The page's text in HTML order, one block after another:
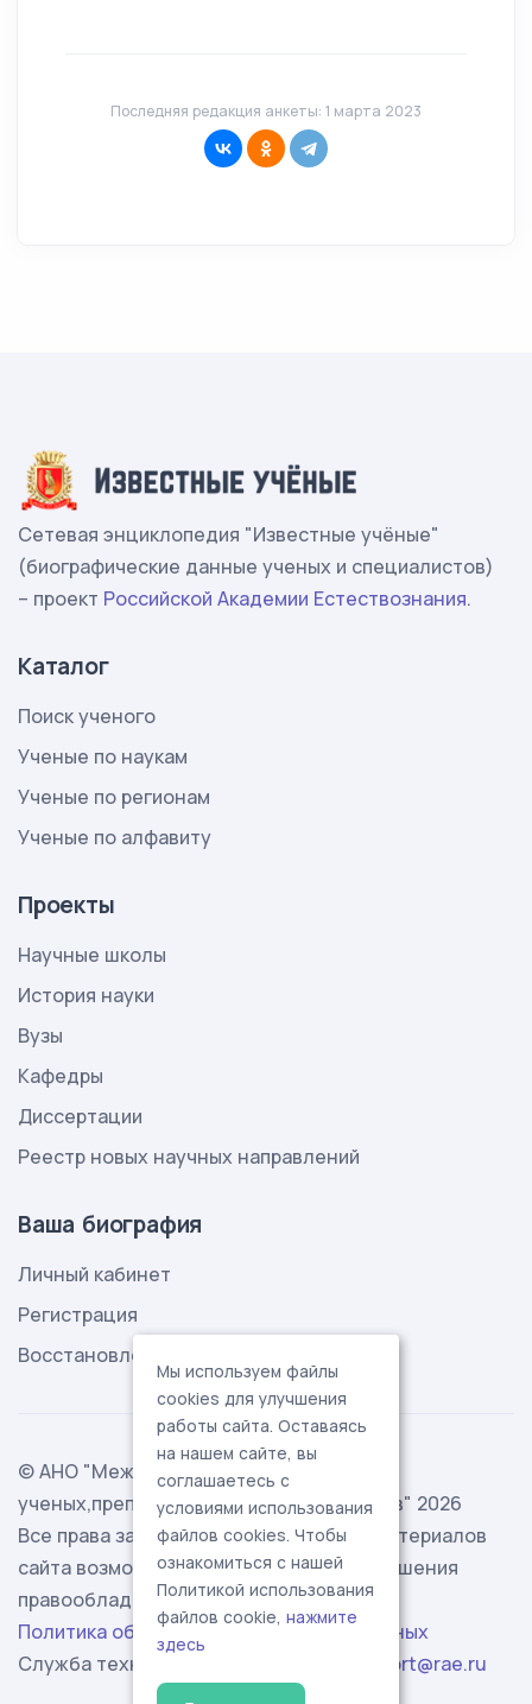
Последняя редакция анкеты: 1 марта 2023
Сетевая энциклопедия "Известные учёные"
(биографические данные ученых и специалистов)
– проект Российской Академии Естествознания.
Каталог
Поиск ученого
Ученые по наукам
Ученые по регионам
Ученые по алфавиту
Проекты
Научные школы
История науки
Вузы
Кафедры
Диссертации
Реестр новых научных направлений
Ваша биография
Личный кабинет
Регистрация
Восстановление пароля
© АНО "Международная ассоциация
ученых,преподавателей и специалистов" 2026
Все права защищены. Использование материалов
сайта возможно исключительно с разрешения
правообладателя.
Политика обработки персональных данных
Служба технической поддержки -
support@rae.ru
Мы используем файлы
cookies для улучшения
работы сайта. Оставаясь
на нашем сайте, вы
соглашаетесь с
условиями использования
файлов cookies. Чтобы
ознакомиться с нашей
Политикой использования
файлов cookie, нажмите
здесь